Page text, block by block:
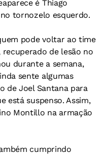
é Thiago
tornozelo esquerdo.
pode voltar ao time
recuperado de lesão no
durante a semana,
sente algumas
de Joel Santana para
está suspenso. Assim,
Montillo na armação
cumprindo